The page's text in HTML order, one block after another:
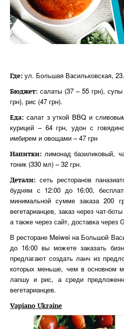
Где: ул. Большая Васильковская, 23.
Бюджет: салаты (37 – 55 грн),
грн), рис (47 грн).
Еда: салат з уткой BBQ и
курицей – 64 грн, удон с
имбирем и овощами – 47 грн
Напитки: лимонад базиликовый,
тоник (330 мл) – 32 грн.
Детали: сеть ресторанов
будням с 12:00 до 16:00,
минимальной сумме заказа 200
вегетарианцев, заказ через чат-
а также через сайт, доставка через
В ресторане Meiwei на Большой
до 16:00 вы можете заказать
предлагают создать ланч из
которых меньше, чем в основном
лапшу и рис, а среди
вегетарианцев.
Vapiano Ukraine